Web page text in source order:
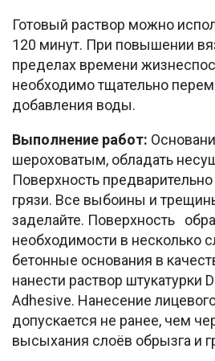
Готовый раствор можно
120 минут. При повышении
пределах времени
необходимо тщательно
добавления воды.
Выполнение работ:
шероховатым, обладать
Поверхность
грязи. Все выбоины и
заделайте. Поверхность
необходимости в несколько
бетонные основания в
нанести раствор штукатурки
Adhesive. Нанесение
допускается не ранее, чем
высыхания слоёв обрызга и